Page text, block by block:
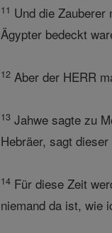
11 Und die
Ägypter bedeckt
12 Aber der HERR
13 Jahwe sagte zu
Hebräer, sagt
14 Für diese Zeit
niemand da ist, wie